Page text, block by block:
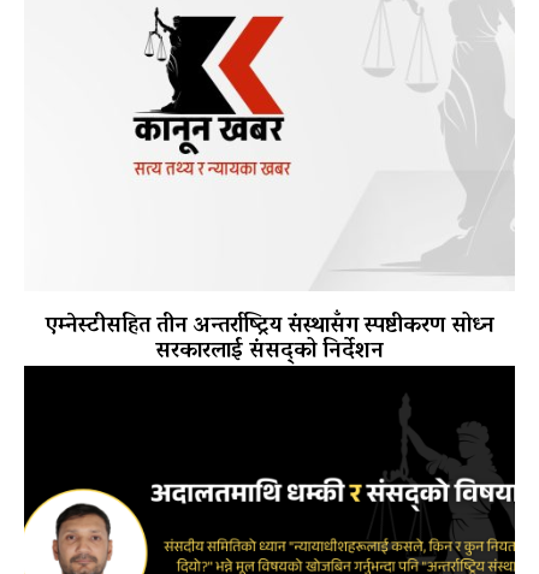
एम्नेस्टीसहित तीन अन्तर्राष्ट्रिय संस्थासँग स्पष्टीकरण सोध्न
सरकारलाई संसद्को निर्देशन